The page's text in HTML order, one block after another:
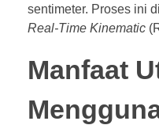
sentimeter. Proses ini
Real-Time Kinematic
Manfaat